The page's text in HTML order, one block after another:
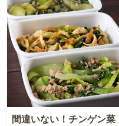
間違いない！チンゲン菜